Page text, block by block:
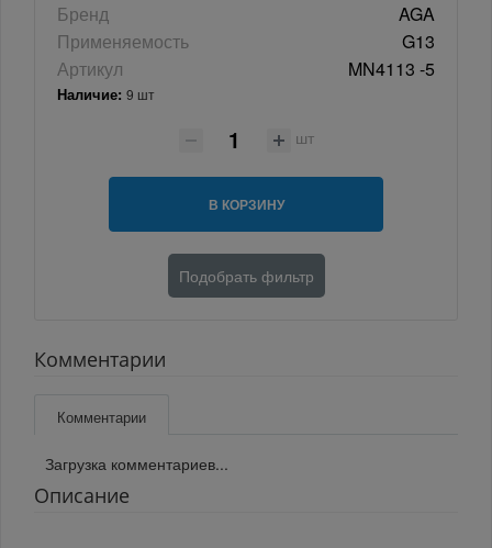
Бренд
AGA
Применяемость
G13
Артикул
MN4113 -5
Наличие: 9 шт
шт
В КОРЗИНУ
Подобрать фильтр
Комментарии
Комментарии
Загрузка комментариев...
Описание